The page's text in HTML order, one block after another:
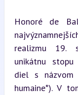
Honoré de
realizmu 19.
unikátnu
diel s názvom
humaine*). V